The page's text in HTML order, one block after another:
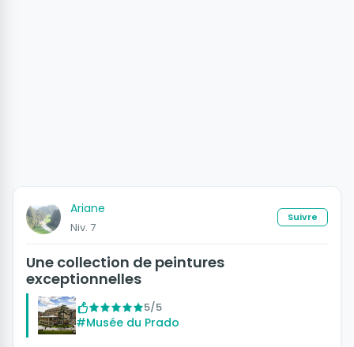
Ariane
Niv. 7
Suivre
Une collection de peintures
exceptionnelles
5/5
#Musée du Prado